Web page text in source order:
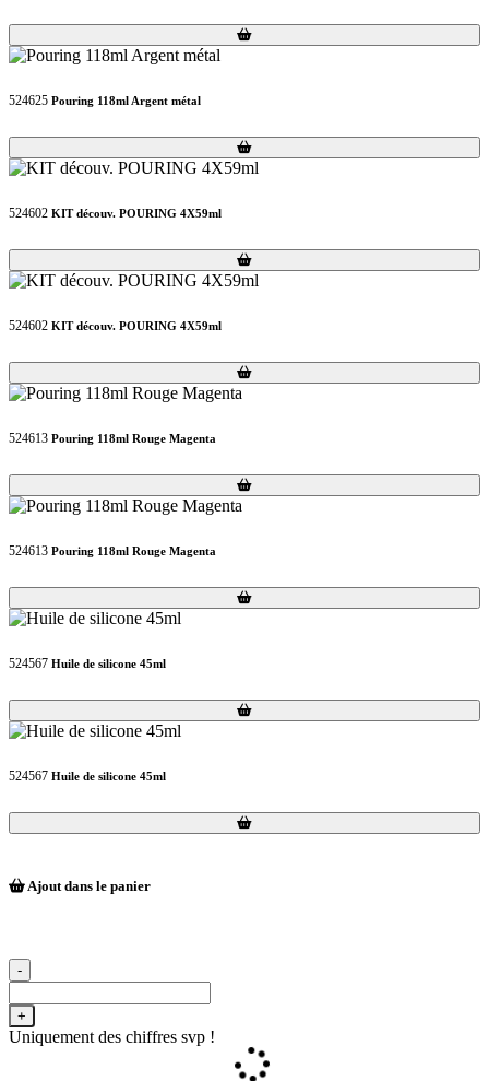
Loading...
Loading...
524625 Pouring 118ml Argent métal
Loading...
Loading...
524602 KIT découv. POURING 4X59ml
Loading...
Loading...
524602 KIT découv. POURING 4X59ml
Loading...
Loading...
524613 Pouring 118ml Rouge Magenta
Loading...
Loading...
524613 Pouring 118ml Rouge Magenta
Loading...
Loading...
524567 Huile de silicone 45ml
Loading...
Loading...
524567 Huile de silicone 45ml
Loading...
Loading...
Ajout dans le panier
-
+
Uniquement des chiffres svp !